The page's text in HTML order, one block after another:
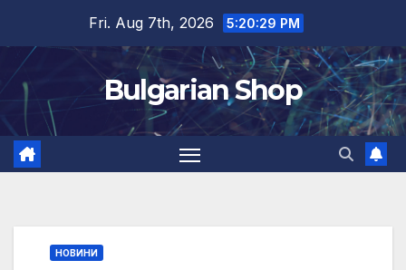
content
Fri. Aug 7th, 2026 5:20:29 PM
Bulgarian Shop
НОВИНИ